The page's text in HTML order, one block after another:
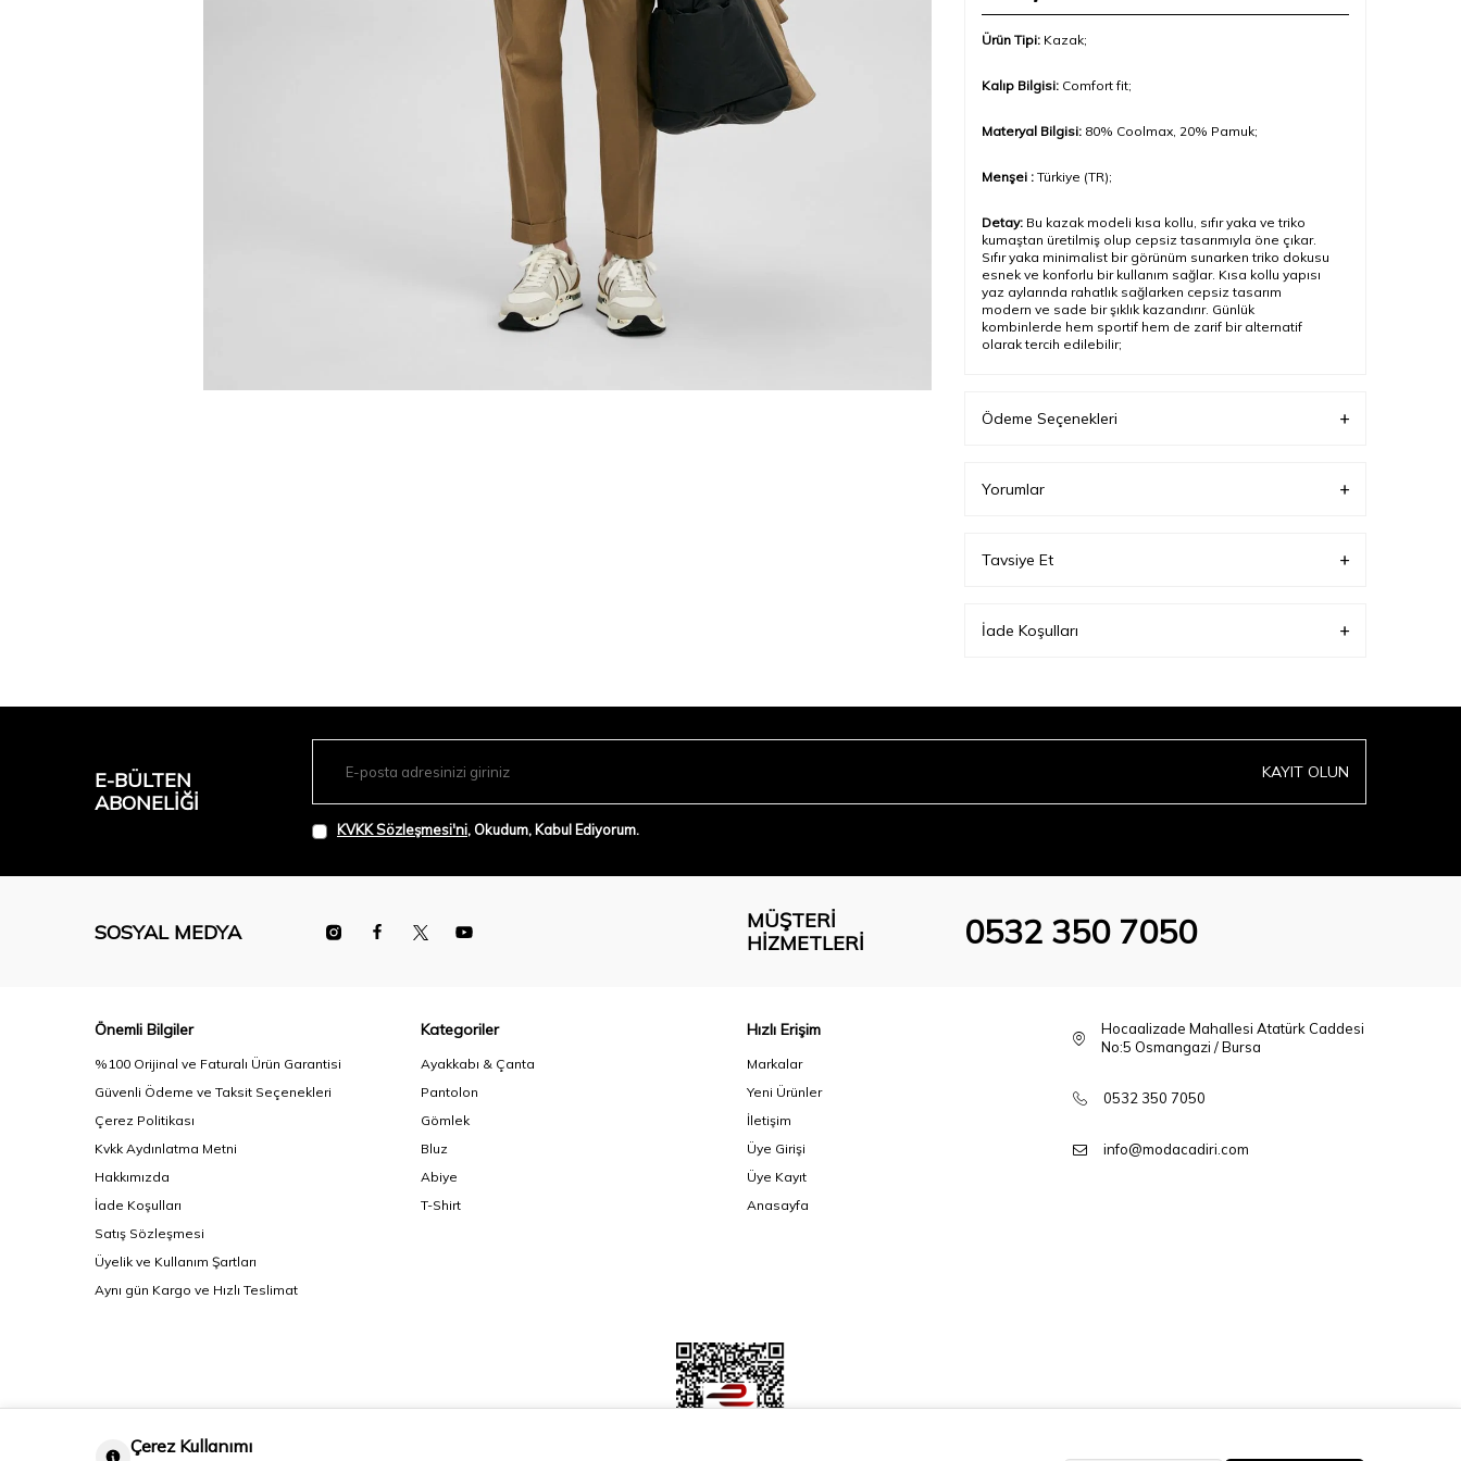
Ürün Tipi: Kazak;
Kalıp Bilgisi: Comfort fit;
Materyal Bilgisi: 80% Coolmax, 20% Pamuk;
Menşei : Türkiye (TR);
Detay: Bu kazak modeli kısa kollu, sıfır yaka ve triko
kumaştan üretilmiş olup cepsiz tasarımıyla öne çıkar.
Sıfır yaka minimalist bir görünüm sunarken triko dokusu
esnek ve konforlu bir kullanım sağlar. Kısa kollu yapısı
yaz aylarında rahatlık sağlarken cepsiz tasarım
modern ve sade bir şıklık kazandırır. Günlük
kombinlerde hem sportif hem de zarif bir alternatif
olarak tercih edilebilir;
beden
Ödeme Seçenekleri
Yorumlar
Tavsiye Et
İade Koşulları
E-BÜLTEN
ABONELIĞI
KAYIT OLUN
KVKK Sözleşmesi'ni, Okudum, Kabul Ediyorum.
SOSYAL MEDYA
MÜŞTERI
HIZMETLERI
0532 350 7050
Önemli Bilgiler
%100 Orijinal ve Faturalı Ürün Garantisi
Güvenli Ödeme ve Taksit Seçenekleri
Çerez Politikası
Kvkk Aydınlatma Metni
Hakkımızda
İade Koşulları
Satış Sözleşmesi
Üyelik ve Kullanım Şartları
Aynı gün Kargo ve Hızlı Teslimat
Kategoriler
Ayakkabı & Çanta
Pantolon
Gömlek
Bluz
Abiye
T-Shirt
Hızlı Erişim
Markalar
Yeni Ürünler
İletişim
Üye Girişi
Üye Kayıt
Anasayfa
Hocaalizade Mahallesi Atatürk Caddesi
No:5 Osmangazi / Bursa
0532 350 7050
info@modacadiri.com
Çerez Kullanımı